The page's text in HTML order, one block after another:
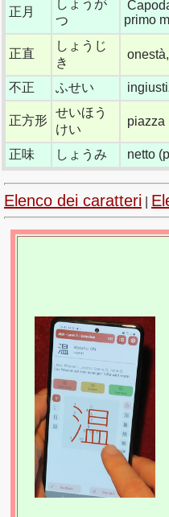
正月
しょうが
つ
primo
正直
しょうじ
き
不正 ふせい
正方形
せいほう
けい
piazza
正味 しょうみ netto
Elenco dei caratteri